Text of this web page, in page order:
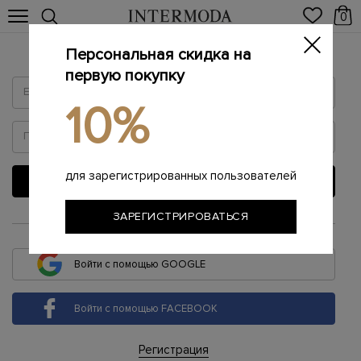
0
Войти
ВОЙТИ
или
Войти с помощью GOOGLE
Войти с помощью FACEBOOK
Регистрация
Персональная скидка на
первую покупку
10%
для зарегистрированных пользователей
ЗАРЕГИСТРИРОВАТЬСЯ